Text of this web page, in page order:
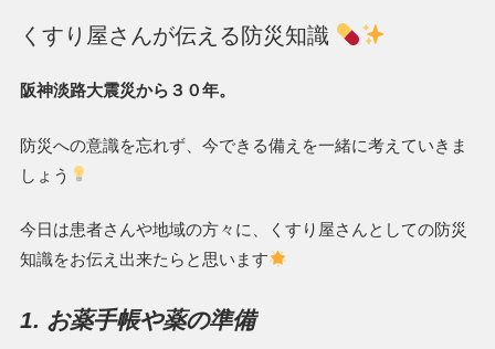
くすり屋さんが伝える防災知識
阪神淡路大震災から３０年。
防災への意識を忘れず、今できる備えを一緒に考えていきま
しょう
今日は患者さんや地域の方々に、くすり屋さんとしての防災
知識をお伝え出来たらと思います
1. お薬手帳や薬の準備